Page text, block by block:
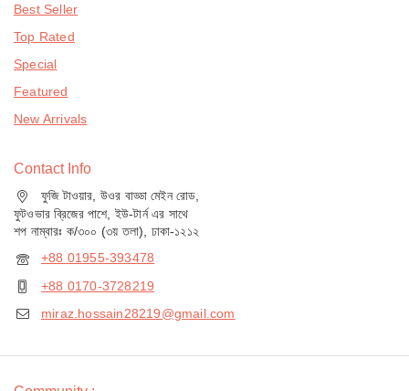
Best Seller
Top Rated
Special
Featured
New Arrivals
Contact Info
ফুজি টাওয়ার, উওর বাড্ডা মেইন রোড,
ফুটওভার ব্রিজের পাশে, ইউ-টার্ন এর সাথে
শপ নাম্বারঃ ক/৩০০ (৩য় তলা), ঢাকা-১২১২
+88 01955-393478
+88 0170-3728219
miraz.hossain28219@gmail.com